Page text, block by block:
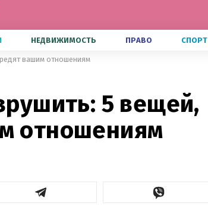
НЕДВИЖИМОСТЬ ПРАВО СПОРТ
вашим отношениям
5 вещей,
отношениям